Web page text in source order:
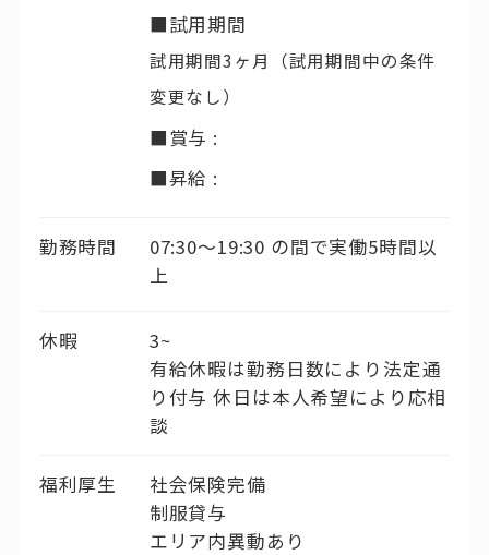
■試用期間
試用期間3ヶ月（試用期間中の条件
変更なし）
■賞与 :
■昇給 :
勤務時間
07:30〜19:30 の間で実働5時間以
上
休暇
3~
有給休暇は勤務日数により法定通
り付与 休日は本人希望により応相
談
福利厚生
社会保険完備
制服貸与
エリア内異動あり